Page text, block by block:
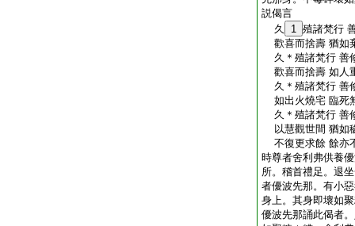
説偈言
久
1 殖諸梵行
歡喜而捨壽 猶如
久＊殖諸梵行 善
歡喜而捨壽 如人
久＊殖諸梵行 善
如出火燒宅 臨死
久＊殖諸梵行 善
以慧觀世間 猶如
不復更求餘 餘亦
時尊者舍利弗供養
所。稽首禮足。退
者優波先那。有小
身上。其身即壞如
優波先那誦此偈者